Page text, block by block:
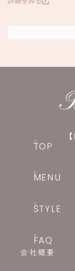
TOP
MENU
STYLE
FAQ
会社概要